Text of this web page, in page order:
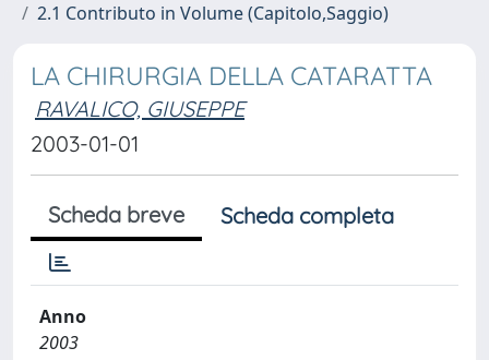
2.1 Contributo in Volume (Capitolo,Saggio)
LA CHIRURGIA DELLA CATARATTA
RAVALICO, GIUSEPPE
2003-01-01
Scheda breve Scheda completa
Anno
2003